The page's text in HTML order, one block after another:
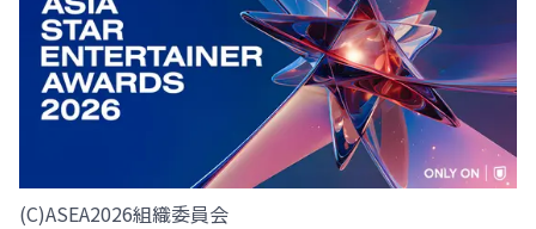
(C)ASEA2026組織委員会